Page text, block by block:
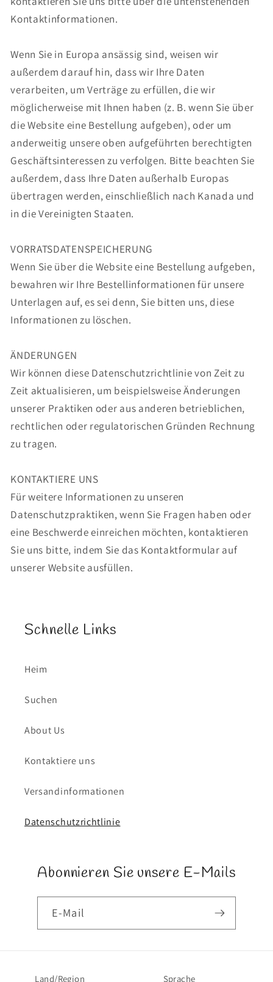
Kontaktinformationen.
Wenn Sie in Europa ansässig sind, weisen wir
außerdem darauf hin, dass wir Ihre Daten
verarbeiten, um Verträge zu erfüllen, die wir
möglicherweise mit Ihnen haben (z. B. wenn Sie über
die Website eine Bestellung aufgeben), oder um
anderweitig unsere oben aufgeführten berechtigten
Geschäftsinteressen zu verfolgen. Bitte beachten Sie
außerdem, dass Ihre Daten außerhalb Europas
übertragen werden, einschließlich nach Kanada und
in die Vereinigten Staaten.
VORRATSDATENSPEICHERUNG
Wenn Sie über die Website eine Bestellung aufgeben,
bewahren wir Ihre Bestellinformationen für unsere
Unterlagen auf, es sei denn, Sie bitten uns, diese
Informationen zu löschen.
ÄNDERUNGEN
Wir können diese Datenschutzrichtlinie von Zeit zu
Zeit aktualisieren, um beispielsweise Änderungen
unserer Praktiken oder aus anderen betrieblichen,
rechtlichen oder regulatorischen Gründen Rechnung
zu tragen.
KONTAKTIERE UNS
Für weitere Informationen zu unseren
Datenschutzpraktiken, wenn Sie Fragen haben oder
eine Beschwerde einreichen möchten, kontaktieren
Sie uns bitte, indem Sie das Kontaktformular auf
unserer Website ausfüllen.
Schnelle Links
Heim
Suchen
About Us
Kontaktiere uns
Versandinformationen
Datenschutzrichtlinie
Abonnieren Sie unsere E-Mails
E-Mail
Land/Region Sprache